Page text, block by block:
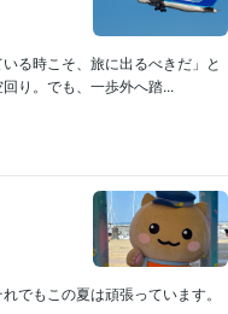
る時こそ、旅に出るべきだ」と
り。でも、一歩外へ踏...
もこの夏は頑張っています。